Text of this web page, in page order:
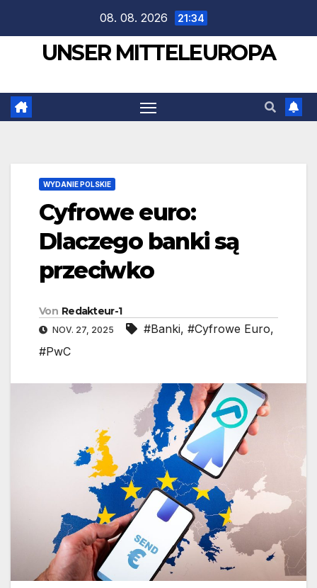
springen
08. 08. 2026 21:34
UNSER MITTELEUROPA
WYDANIE POLSKIE
Cyfrowe euro:
Dlaczego banki są
przeciwko
Von Redakteur-1
NOV. 27, 2025 #Banki, #Cyfrowe Euro,
#PwC